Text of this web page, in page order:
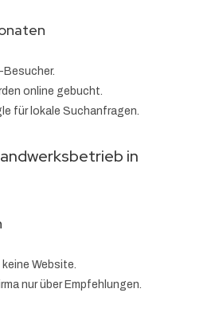
Besucher.
online gebucht.
für lokale Suchanfragen.
in
Website.
nur über Empfehlungen.